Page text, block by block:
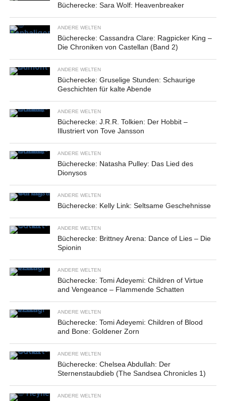
Bücherecke: Sara Wolf: Heavenbreaker
ANDERE WELTEN
Bücherecke: Cassandra Clare: Ragpicker King –
Die Chroniken von Castellan (Band 2)
ANDERE WELTEN
Bücherecke: Gruselige Stunden: Schaurige
Geschichten für kalte Abende
ANDERE WELTEN
Bücherecke: J.R.R. Tolkien: Der Hobbit –
Illustriert von Tove Jansson
ANDERE WELTEN
Bücherecke: Natasha Pulley: Das Lied des
Dionysos
ANDERE WELTEN
Bücherecke: Kelly Link: Seltsame Geschehnisse
ANDERE WELTEN
Bücherecke: Brittney Arena: Dance of Lies – Die
Spionin
ANDERE WELTEN
Bücherecke: Tomi Adeyemi: Children of Virtue
and Vengeance – Flammende Schatten
ANDERE WELTEN
Bücherecke: Tomi Adeyemi: Children of Blood
and Bone: Goldener Zorn
ANDERE WELTEN
Bücherecke: Chelsea Abdullah: Der
Sternenstaubdieb (The Sandsea Chronicles 1)
ANDERE WELTEN